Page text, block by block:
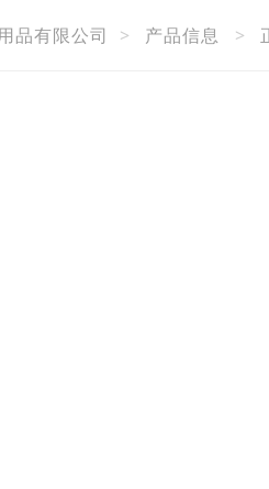
品有限公司 > 产品信息 >